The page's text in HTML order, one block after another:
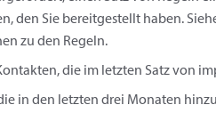
den Sie bereitgestellt haben.
zu den Regeln.
die im letzten Satz von
in den letzten drei Monaten